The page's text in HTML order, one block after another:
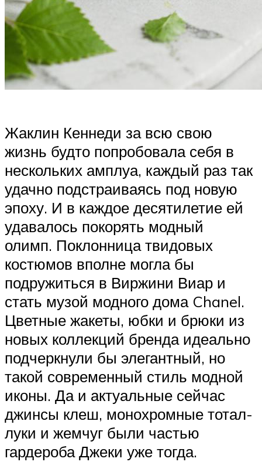
Жаклин Кеннеди за всю свою
жизнь будто попробовала себя в
нескольких амплуа, каждый раз так
удачно подстраиваясь под новую
эпоху. И в каждое десятилетие ей
удавалось покорять модный
олимп. Поклонница твидовых
костюмов вполне могла бы
подружиться в Виржини Виар и
стать музой модного дома Chanel.
Цветные жакеты, юбки и брюки из
новых коллекций бренда идеально
подчеркнули бы элегантный, но
такой современный стиль модной
иконы. Да и актуальные сейчас
джинсы клеш, монохромные тотал-
луки и жемчуг были частью
гардероба Джеки уже тогда.